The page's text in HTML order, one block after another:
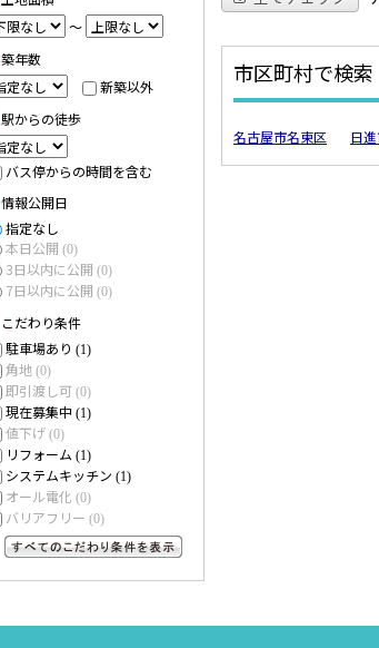
～
築年数
新築以外
駅からの徒歩
バス停からの時間を含む
情報公開日
指定なし
本日公開 (0)
3日以内に公開 (0)
7日以内に公開 (0)
こだわり条件
駐車場あり (1)
角地 (0)
即引渡し可 (0)
現在募集中 (1)
値下げ (0)
リフォーム (1)
システムキッチン (1)
オール電化 (0)
バリアフリー (0)
市区町村で検索
名古屋市名東区 日